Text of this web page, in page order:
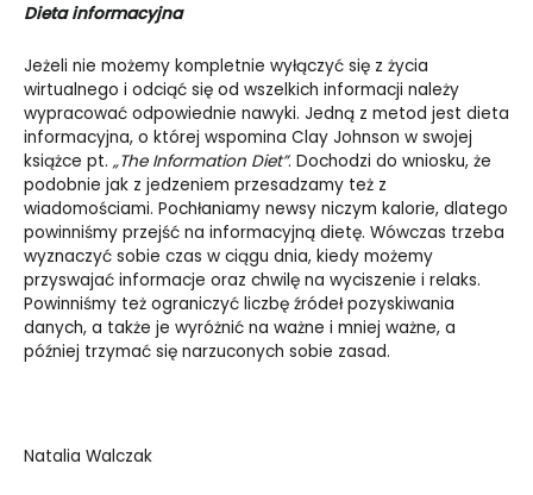
Dieta informacyjna
Jeżeli nie możemy kompletnie wyłączyć się z życia
wirtualnego i odciąć się od wszelkich informacji należy
wypracować odpowiednie nawyki. Jedną z metod jest dieta
informacyjna, o której wspomina Clay Johnson w swojej
książce pt. „The Information Diet”. Dochodzi do wniosku, że
podobnie jak z jedzeniem przesadzamy też z
wiadomościami. Pochłaniamy newsy niczym kalorie, dlatego
powinniśmy przejść na informacyjną dietę. Wówczas trzeba
wyznaczyć sobie czas w ciągu dnia, kiedy możemy
przyswajać informacje oraz chwilę na wyciszenie i relaks.
Powinniśmy też ograniczyć liczbę źródeł pozyskiwania
danych, a także je wyróżnić na ważne i mniej ważne, a
później trzymać się narzuconych sobie zasad.
Natalia Walczak